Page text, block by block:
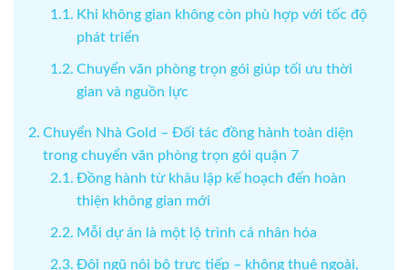
Khi không gian không còn phù hợp với tốc độ
phát triển
Chuyển văn phòng trọn gói giúp tối ưu thời
gian và nguồn lực
Chuyển Nhà Gold – Đối tác đồng hành toàn diện
trong chuyển văn phòng trọn gói quận 7
Đồng hành từ khâu lập kế hoạch đến hoàn
thiện không gian mới
Mỗi dự án là một lộ trình cá nhân hóa
Đội ngũ nội bộ trực tiếp – không thuê ngoài,